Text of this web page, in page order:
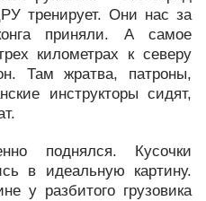
тренирует. Они нас за
приняли. А самое
километрах к северу
Там жратва, патроны,
инструкторы сидят,
поднялся. Кусочки
в идеальную картину.
у разбитого грузовика